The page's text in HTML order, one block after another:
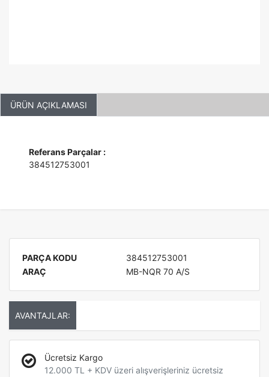
ÜRÜN AÇIKLAMASI
Referans Parçalar :
384512753001
PARÇA KODU
384512753001
ARAÇ
MB-NQR 70 A/S
AVANTAJLAR:
Ücretsiz Kargo
12.000 TL + KDV üzeri alışverişleriniz ücretsiz